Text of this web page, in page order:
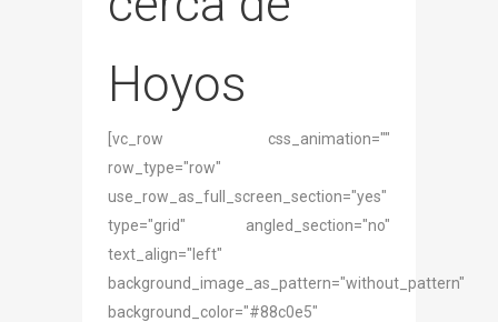
Hoyos
[vc_row css_animation=""
row_type="row"
use_row_as_full_screen_section="yes"
type="grid" angled_section="no"
text_align="left"
background_image_as_pattern="without_pattern"
background_color="#88c0e5"